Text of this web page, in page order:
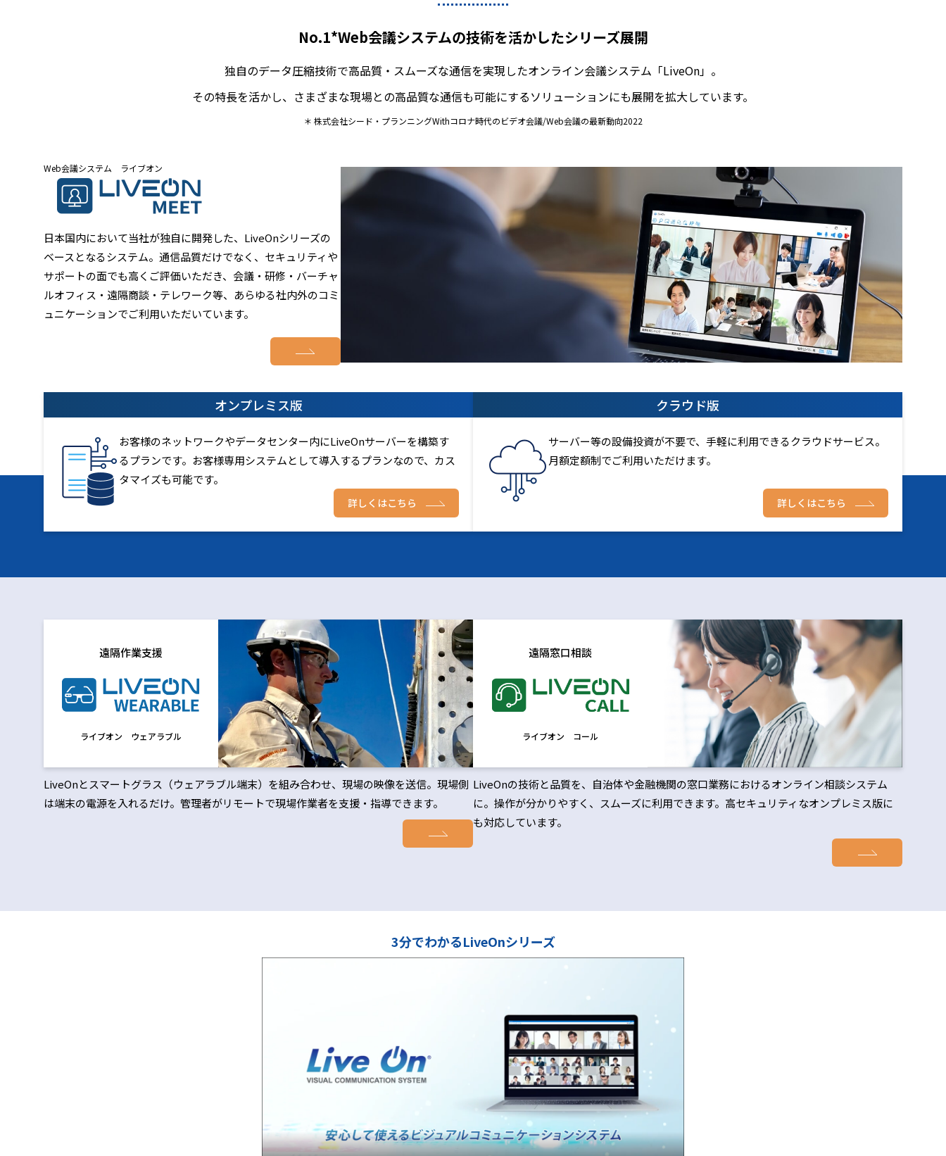
No.1*Web会議システムの技術を活かしたシリーズ展開
独自のデータ圧縮技術で高品質・スムーズな通信を実現したオンライン会議システム「LiveOn」。
その特長を活かし、さまざまな現場との高品質な通信も可能にするソリューションにも展開を拡大しています。
＊ 株式会社シード・プランニングWithコロナ時代のビデオ会議/Web会議の最新動向2022
Web会議システム ライブオン
日本国内において当社が独自に開発した、LiveOnシリーズの
ベースとなるシステム。通信品質だけでなく、セキュリティや
サポートの面でも高くご評価いただき、会議・研修・バーチャ
ルオフィス・遠隔商談・テレワーク等、あらゆる社内外のコミ
ュニケーションでご利用いただいています。
オンプレミス版
お客様のネットワークやデータセンター内にLiveOnサーバーを構築す
るプランです。お客様専用システムとして導入するプランなので、カス
タマイズも可能です。
詳しくはこちら
クラウド版
サーバー等の設備投資が不要で、手軽に利用できるクラウドサービス。
月額定額制でご利用いただけます。
詳しくはこちら
遠隔作業支援
ライブオン ウェアラブル
LiveOnとスマートグラス（ウェアラブル端末）を組み合わせ、現場の映像を送信。現場側
は端末の電源を入れるだけ。管理者がリモートで現場作業者を支援・指導できます。
遠隔窓口相談
ライブオン コール
LiveOnの技術と品質を、自治体や金融機関の窓口業務におけるオンライン相談システム
に。操作が分かりやすく、スムーズに利用できます。高セキュリティなオンプレミス版に
も対応しています。
3分でわかるLiveOnシリーズ